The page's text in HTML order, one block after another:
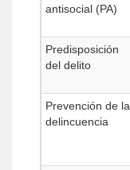
antisocial (PA)
Predisposición
del delito
Prevención de la
delincuencia